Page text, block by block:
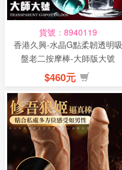
貨號：8940119
香港久興-水晶G點柔韌透明吸
盤老二按摩棒-大師版大號
$460元